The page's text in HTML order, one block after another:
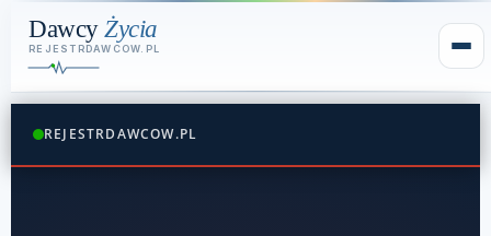
REJESTRDAWCOW.PL